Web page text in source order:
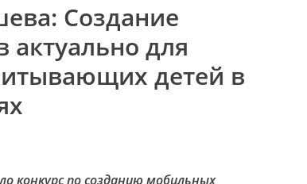
Создание
актуально для
детей в
конкурс по созданию мобильных